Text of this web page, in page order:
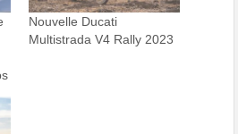
Nouvelle Ducati
Multistrada V4 Rally 2023